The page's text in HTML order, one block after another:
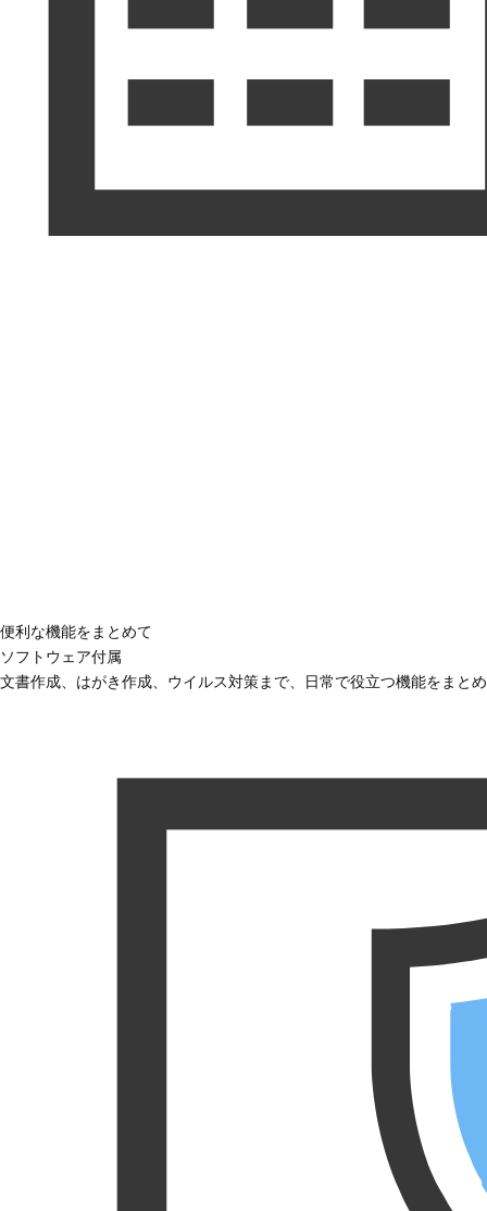
便利な機能をまとめて
ソフトウェア付属
文書作成、はがき作成、ウイルス対策まで、日常で役立つ機能をまと